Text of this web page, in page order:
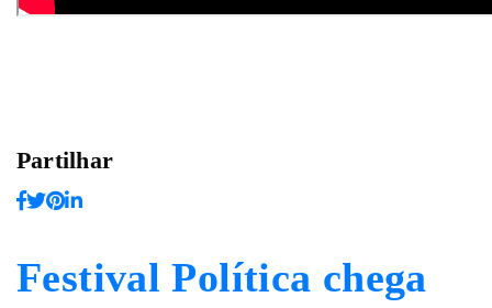
Partilhar
Festival Política chega